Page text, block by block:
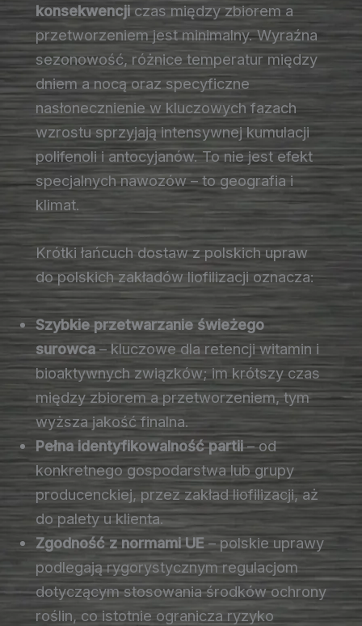
konsekwencjiczas między zbiorem a
przetworzeniem jest minimalny. Wyraźna
sezonowość, różnice temperatur między
dniem a nocą oraz specyficzne
nasłonecznienie w kluczowych fazach
wzrostu sprzyjają intensywnej kumulacji
polifenoli i antocyjanów. To nie jest efekt
specjalnych nawozów – to geografia i
klimat.
Krótki łańcuch dostaw z polskich upraw
do polskich zakładów liofilizacji oznacza:
Szybkie przetwarzanie świeżego
surowca– kluczowe dla retencji witamin i
bioaktywnych związków; im krótszy czas
między zbiorem a przetworzeniem, tym
wyższa jakość finalna.
Pełna identyfikowalność partii– od
konkretnego gospodarstwa lub grupy
producenckiej, przez zakład liofilizacji, aż
do palety u klienta.
Zgodność z normami UE – polskie uprawy
podlegają rygorystycznym regulacjom
dotyczącym stosowania środków ochrony
roślin, co istotnie ogranicza ryzyko